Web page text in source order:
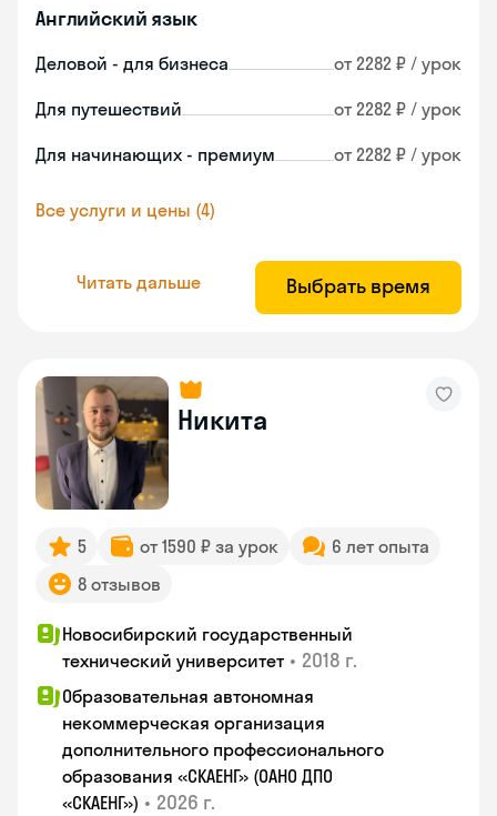
Английский язык
Деловой - для бизнеса от 2282 ₽ / урок
Для путешествий от 2282 ₽ / урок
Для начинающих - премиум от 2282 ₽ / урок
Все услуги и цены (4)
Читать дальше Выбрать время
Никита
5 от 1590 ₽ за урок
6 лет опыта
8 отзывов
Новосибирский государственный
технический университет • 2018 г.
Образовательная автономная
некоммерческая организация
дополнительного профессионального
образования «СКАЕНГ» (ОАНО ДПО
«СКАЕНГ») • 2026 г.